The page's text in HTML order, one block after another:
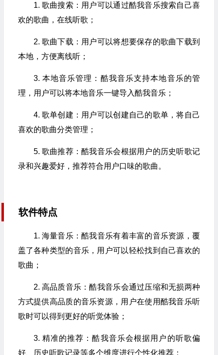
1. 歌曲搜索：用户可以通过酷我音乐搜索自己喜
欢的歌曲，在线听歌；
2. 歌曲下载：用户可以将想要保存的歌曲下载到
本地，方便离线听；
3. 本地音乐管理：酷我音乐支持本地音乐的管
理，用户可以将本地音乐一键导入酷我音乐；
4. 歌单创建：用户可以创建自己的歌单，将自己
喜欢的歌曲分类管理；
5. 歌曲推荐：酷我音乐会根据用户的历史听歌记
录和兴趣爱好，推荐符合用户口味的歌曲。
软件特点
1. 海量音乐：酷我音乐有着丰富的音乐资源，覆
盖了各种类型的音乐，用户可以轻松找到自己喜欢的
歌曲；
2. 高品质音乐：酷我音乐会通过压缩和无损两种
方式提供高品质的音乐资源，用户在使用酷我音乐听
歌时可以得到更好的听觉体验；
3. 精准的推荐：酷我音乐会根据用户的听歌偏
好、历史听歌记录等多个维度进行个性化推荐；